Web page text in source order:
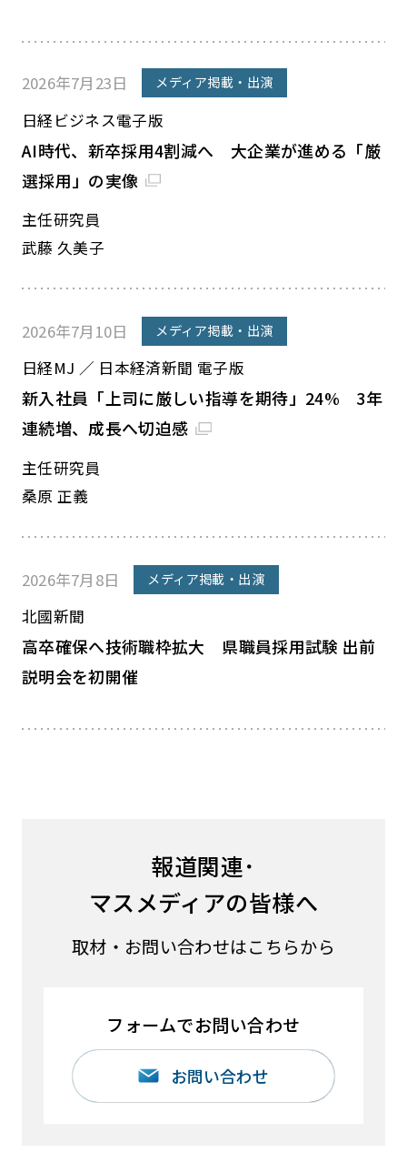
2026年7月23日 メディア掲載・出演
日経ビジネス電子版
AI時代、新卒採用4割減へ 大企業が進める「厳
選採用」の実像
主任研究員
武藤 久美子
2026年7月10日 メディア掲載・出演
日経MJ ／ 日本経済新聞 電子版
新入社員「上司に厳しい指導を期待」24% 3年
連続増、成長へ切迫感
主任研究員
桑原 正義
2026年7月8日 メディア掲載・出演
北國新聞
高卒確保へ技術職枠拡大 県職員採用試験 出前
説明会を初開催
報道関連･
マスメディアの皆様へ
取材・お問い合わせはこちらから
フォームでお問い合わせ
お問い合わせ